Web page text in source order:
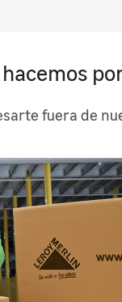
fuera de